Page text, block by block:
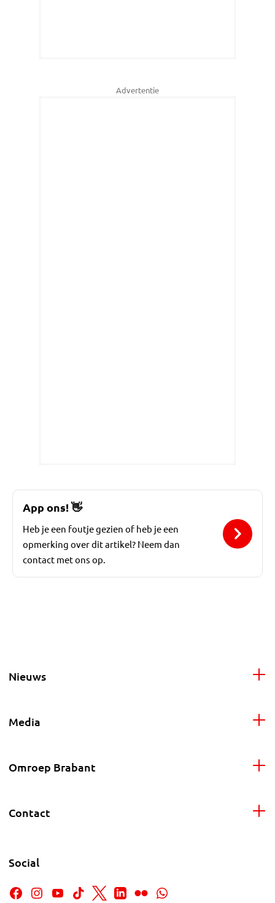
Advertentie
App ons!👋
Heb je een foutje gezien of heb je een
opmerking over dit artikel? Neem dan
contact met ons op.
Nieuws
Media
Omroep Brabant
Contact
Social